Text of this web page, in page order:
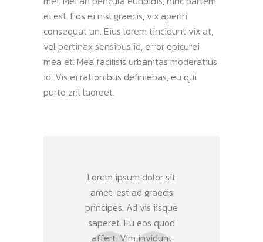
ei est. Eos ei nisl graecis, vix aperiri
consequat an. Eius lorem tincidunt vix at,
vel pertinax sensibus id, error epicurei
mea et. Mea facilisis urbanitas moderatius
id. Vis ei rationibus definiebas, eu qui
purto zril laoreet.
Lorem ipsum dolor sit
amet, est ad graecis
principes. Ad vis iisque
saperet. Eu eos quod
affert. Vim invidunt